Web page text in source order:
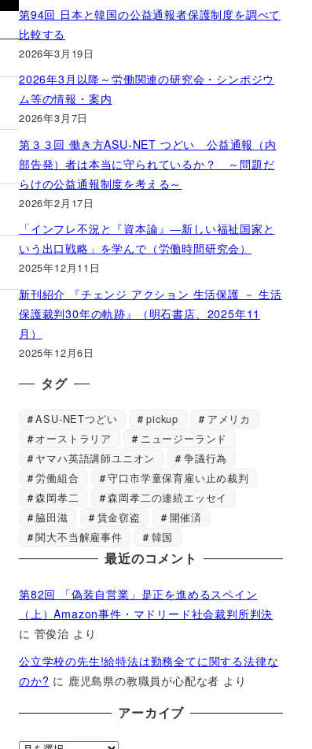
第94回 日本と韓国の公益通報者保護制度を調べて
比較する
2026年3月19日
2026年3月以降～労働関連の研究会・シンポジウ
ム等の情報・案内
2026年3月7日
第３３回 働き方ASU-NET つどい 公益通報（内
部告発）者は本当に守られているか？ ～問題だ
らけの公益通報制度を考える～
2026年2月17日
「インフレ不況と『資本論』―新しい福祉国家と
いう出口戦略」を学んで（労働時間研究会）
2025年12月11日
新刊紹介 『チェンジ アクション 生活保護 － 生活
保護裁判30年の軌跡』（明石書店、2025年11
月）
2025年12月6日
タグ
ASU-NETつどい pickup
アメリカ
オーストラリア
ニュージーランド
ヤマハ英語講師ユニオン
争議行為
労働組合
守口市学童保育雇い止め裁判
森岡孝二
森岡孝二の連続エッセイ
脇田滋
賃金窃盗
開催済
関大不当解雇事件
韓国
最近のコメント
第82回 「偽装自営業」是正を進めるスペイン
（上）Amazon事件・マドリード社会裁判所判決
に 菅俊治 より
公立学校の先生!給特法は勤務全てに関する法律な
のか? に 鹿児島県の教職員が心配な者 より
アーカイブ